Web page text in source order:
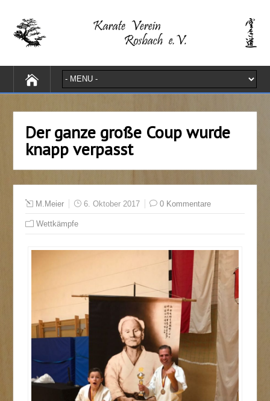
Der ganze große Coup wurde
knapp verpasst
M.Meier 6. Oktober 2017 0 Kommentare
Wettkämpfe